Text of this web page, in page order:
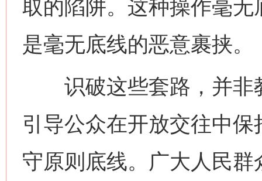
取的陷阱。这种操作毫
是毫无底线的恶意裹挟。
识破这些套路，并非
引导公众在开放交往中
守原则底线。广大人民